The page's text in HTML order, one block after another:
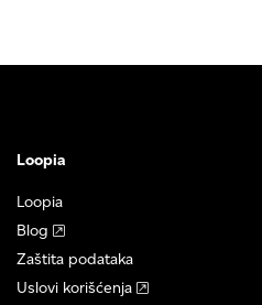
Loopia
Loopia
Blog
Zaštita podataka
Uslovi korišćenja